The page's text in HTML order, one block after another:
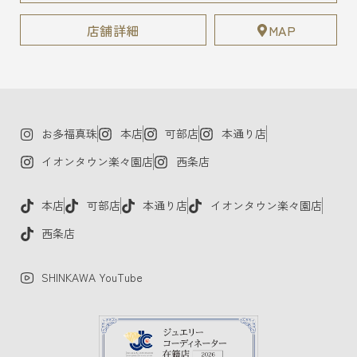
店舗詳細 MAP
お多福真珠 本店 可部店
本通り店
イオンタウン楽々園店
西条店
本店 可部店 本通り店
イオンタウン楽々園店
西条店
SHINKAWA YouTube